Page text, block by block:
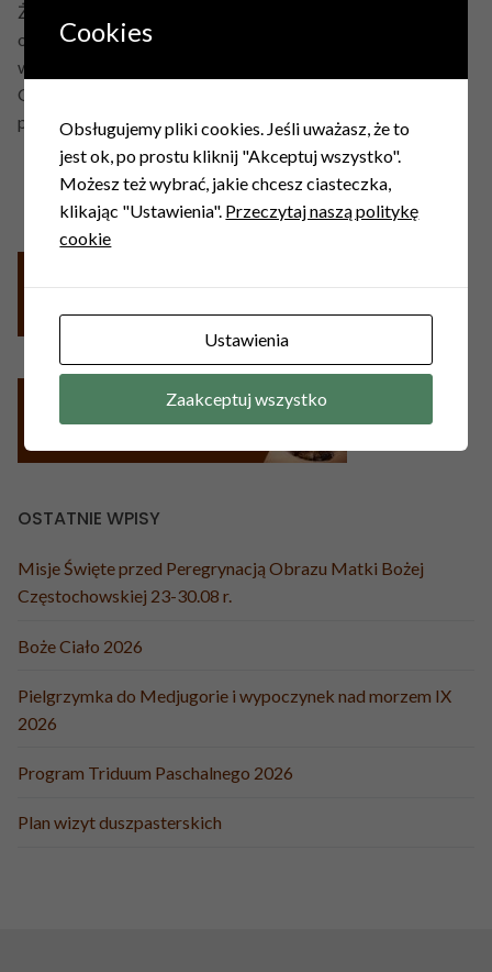
Życzę Wam wszystkim udanej niedzieli i dobrego
odpoczynku w okresie wakacyjnym. Niech Pan Bóg nam
wszystkim błogosławi.
Gola Świdnicka – O przygotowanie kościoła do liturgii na
przyszłą niedzielę proszę Panią: Iwonę BANAŚ.
OSTATNIE WPISY
Misje Święte przed Peregrynacją Obrazu Matki Bożej
Częstochowskiej 23-30.08 r.
Boże Ciało 2026
Pielgrzymka do Medjugorie i wypoczynek nad morzem IX
2026
Program Triduum Paschalnego 2026
Plan wizyt duszpasterskich
Cookies
Obsługujemy pliki cookies. Jeśli uważasz, że to
jest ok, po prostu kliknij "Akceptuj wszystko".
Możesz też wybrać, jakie chcesz ciasteczka,
klikając "Ustawienia". Przeczytaj naszą politykę
cookie
Ustawienia
Zaakceptuj wszystko